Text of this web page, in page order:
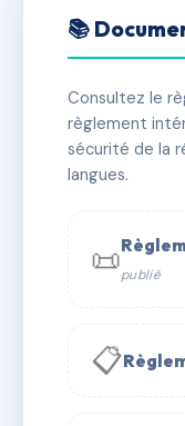
73 rue
✓ Immatriculée
📞 Contacter
📚
Consultez le
règlement
sécurité de la
langues.
📜publié
📋